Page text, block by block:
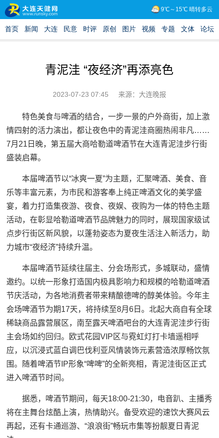
青泥洼 “夜经济”再添亮色
2023-07-23 07:45 来源：大连晚报
特色美食与啤酒的结合，一步一景的户外商街，加上激
情四射的活力演出，都让夜色中的青泥洼商圈热闹非凡……
7月21日晚，第五届大商哈勒道啤酒节在大连青泥洼步行街
盛装启幕。
本届啤酒节以“冰爽一夏”为主题，汇聚啤酒、美食、音
乐等丰富元素，为市民和游客奉上纯正啤酒文化的美学盛
宴，着力打造集夜游、夜食、夜娱、夜购为一体的特色主题
活动，在彰显哈勒道啤酒节品牌魅力的同时，展现国家级试
点步行街区新风貌，以蓬勃姿态为夏夜生活注入新活力，助
力城市“夜经济”持续升温。
本届啤酒节延续往届主、分会场形式，多城联动，盛情
邀约。以统一形象打造国内极具影响力和规模的哈勒道啤酒
节庆活动，为各地消费者带来精酿德啤的醇美体验。今年主
会场啤酒节为期17天，将持续至8月6日。北起大商自有全球
稀缺商品露营展区，南至露天啤酒吧台的大连青泥洼步行街
主会场如约回归。欧式花园VIP区与霓虹灯打卡墙遥相呼
应，以沉浸式蓝白调巴伐利亚风情装饰元素营造浓厚畅饮氛
围。随着啤酒节IP形象“啤啤”的全新亮相，青泥洼街区正式
进入啤酒节时间。
据悉，啤酒节期间，每天18:00-21:30，电音趴、主播秀
将在主舞台炫酷上演，热情助兴。备受欢迎的速饮大赛风云
再起，还有卡通巡游、“浪浪街”畅玩市集等扮靓夏日青泥